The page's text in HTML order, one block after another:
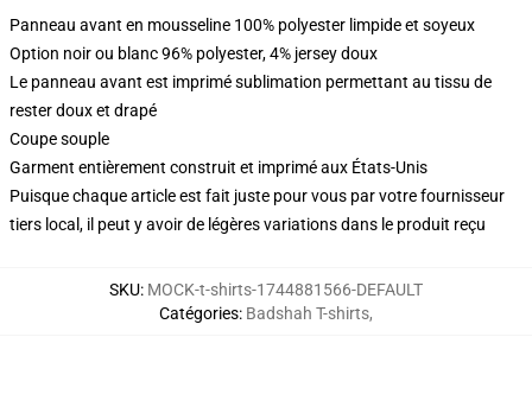
Panneau avant en mousseline 100% polyester limpide et soyeux
Option noir ou blanc 96% polyester, 4% jersey doux
Le panneau avant est imprimé sublimation permettant au tissu de
rester doux et drapé
Coupe souple
Garment entièrement construit et imprimé aux États-Unis
Puisque chaque article est fait juste pour vous par votre fournisseur
tiers local, il peut y avoir de légères variations dans le produit reçu
SKU: MOCK-t-shirts-1744881566-DEFAULT
Catégories: Badshah T-shirts,